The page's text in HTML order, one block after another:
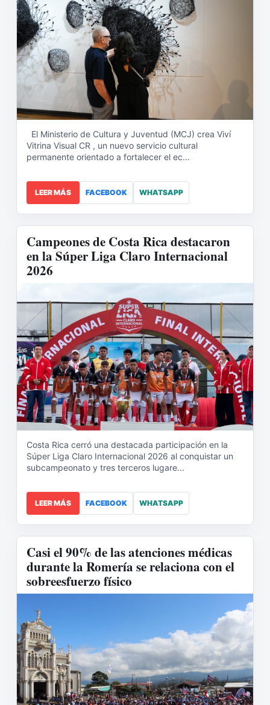
El Ministerio de Cultura y Juventud (MCJ) crea Viví
Vitrina Visual CR , un nuevo servicio cultural
permanente orientado a fortalecer el ec...
LEER MÁS FACEBOOK WHATSAPP
Campeones de Costa Rica destacaron
en la Súper Liga Claro Internacional
2026
Costa Rica cerró una destacada participación en la
Súper Liga Claro Internacional 2026 al conquistar un
subcampeonato y tres terceros lugare...
LEER MÁS FACEBOOK WHATSAPP
Casi el 90% de las atenciones médicas
durante la Romería se relaciona con el
sobreesfuerzo físico